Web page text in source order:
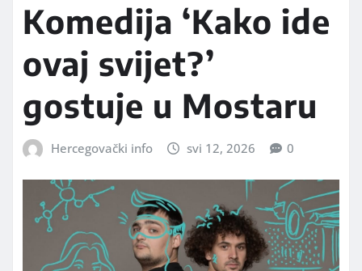
Komedija ‘Kako ide
ovaj svijet?’
gostuje u Mostaru
Hercegovački info svi 12, 2026 0